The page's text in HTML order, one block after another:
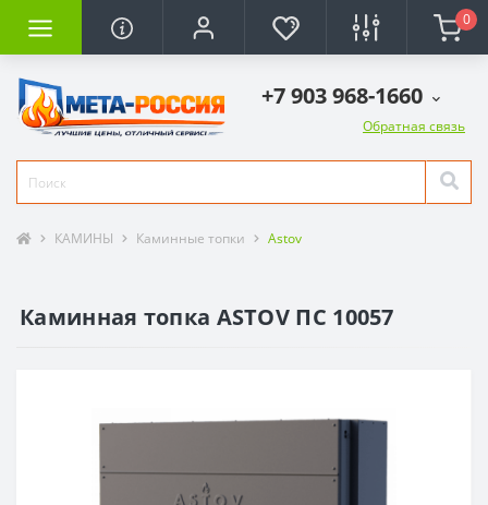
0
+7 903 968-1660
Обратная связь
КАМИНЫ Каминные топки Astov
Каминная топка ASTOV ПС 10057